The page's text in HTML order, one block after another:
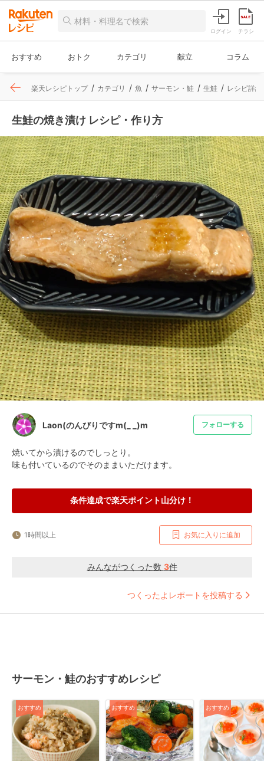
ログイン チラシ
おすすめ おトク カテゴリ 献立 コラム
楽天レシピトップ カテゴリ 魚 サーモン・鮭 生鮭 レシピ詳細
生鮭の焼き漬け レシピ・作り方
Laon(のんびりですm(_ _)m フォローする
焼いてから漬けるのでしっとり。
味も付いているのでそのままいただけます。
条件達成で楽天ポイント山分け！
1時間以上 お気に入りに追加
みんながつくった数 3件
つくったよレポートを投稿する
サーモン・鮭のおすすめレシピ
おすすめ おすすめ おすすめ